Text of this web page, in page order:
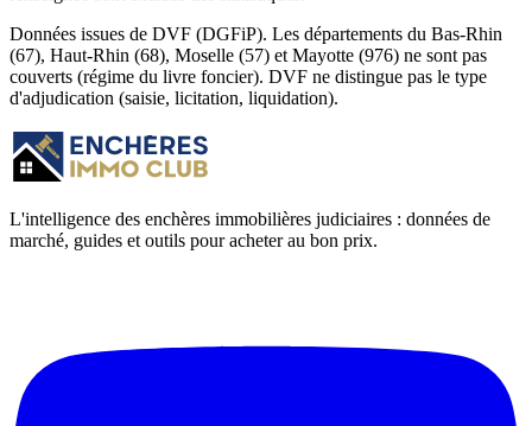
Données issues de DVF (DGFiP). Les départements du Bas-Rhin
(67), Haut-Rhin (68), Moselle (57) et Mayotte (976) ne sont pas
couverts (régime du livre foncier). DVF ne distingue pas le type
d'adjudication (saisie, licitation, liquidation).
L'intelligence des enchères immobilières judiciaires : données de
marché, guides et outils pour acheter au bon prix.